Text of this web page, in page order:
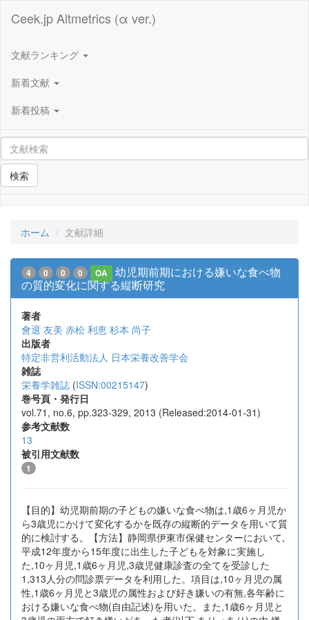
Ceek.jp Altmetrics (α ver.)
文献ランキング
新着文献
新着投稿
検索
ホーム 文献詳細
4 0 0 0 OA
幼児期前期における嫌いな食べ物
の質的変化に関する縦断研究
著者
會退 友美 赤松 利恵 杉本 尚子
出版者
特定非営利活動法人 日本栄養改善学会
雑誌
栄養学雑誌 (ISSN:00215147)
巻号頁・発行日
vol.71, no.6, pp.323-329, 2013 (Released:2014-01-31)
参考文献数
13
被引用文献数
1
【目的】幼児期前期の子どもの嫌いな食べ物は,1歳6ヶ月児か
ら3歳児にかけて変化するかを既存の縦断的データを用いて質
的に検討する。【方法】静岡県伊東市保健センターにおいて,
平成12年度から15年度に出生した子どもを対象に実施し
た,10ヶ月児,1歳6ヶ月児,3歳児健康診査の全てを受診した
1,313人分の問診票データを利用した。項目は,10ヶ月児の属
性,1歳6ヶ月児と3歳児の属性および好き嫌いの有無,各年齢に
おける嫌いな食べ物(自由記述)を用いた。また,1歳6ヶ月児と